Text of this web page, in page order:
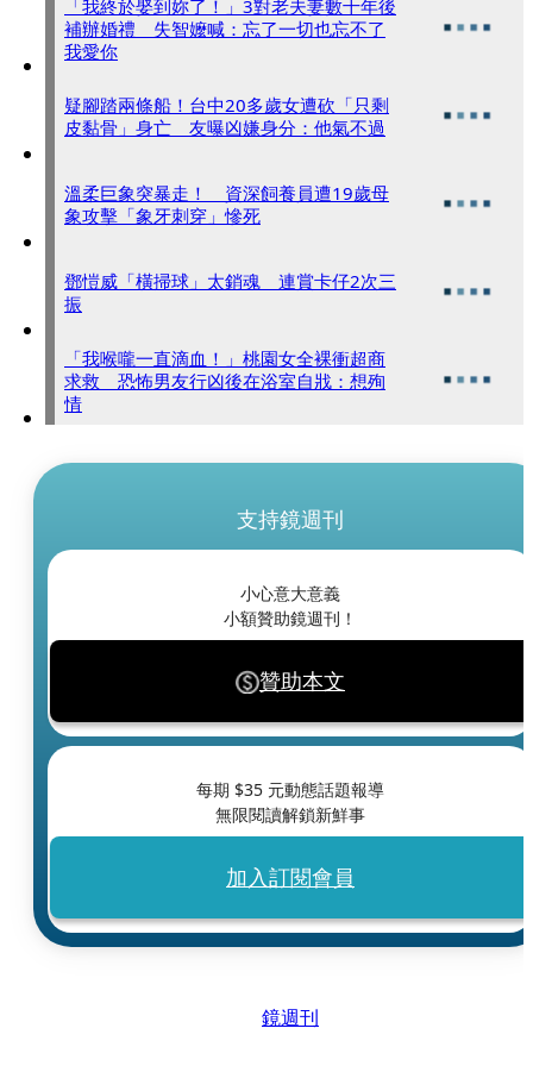
「我終於娶到妳了！」3對老夫妻數十年後
補辦婚禮 失智嬤喊：忘了一切也忘不了
我愛你
疑腳踏兩條船！台中20多歲女遭砍「只剩
皮黏骨」身亡 友曝凶嫌身分：他氣不過
溫柔巨象突暴走！ 資深飼養員遭19歲母
象攻擊「象牙刺穿」慘死
鄧愷威「橫掃球」太銷魂 連賞卡仔2次三
振
「我喉嚨一直滴血！」桃園女全裸衝超商
求救 恐怖男友行凶後在浴室自戕：想殉
情
支持鏡週刊
小心意大意義
小額贊助鏡週刊！
贊助本文
每期 $35 元動態話題報導
無限閱讀解鎖新鮮事
加入訂閱會員
鏡週刊